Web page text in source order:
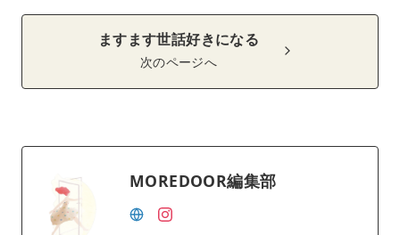
ますます世話好きになる
次のページへ
MOREDOOR編集部